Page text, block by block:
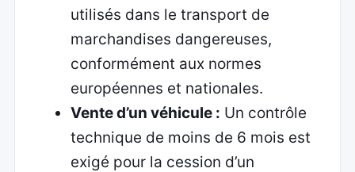
utilisés dans le transport de
marchandises dangereuses,
conformément aux normes
européennes et nationales.
Vente d’un véhicule : Un contrôle
technique de moins de 6 mois est
exigé pour la cession d’un